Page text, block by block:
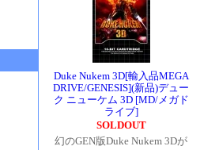
Duke Nukem 3D[輸入品MEGA
DRIVE/GENESIS](新品)デュー
ク ニューケム 3D [MD/メガド
ライブ]
SOLDOUT
幻のGEN版Duke Nukem 3Dが